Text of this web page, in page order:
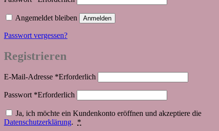
Angemeldet bleiben Anmelden
Passwort vergessen?
Registrieren
E-Mail-Adresse *Erforderlich
Passwort *Erforderlich
Ja, ich möchte ein Kundenkonto eröffnen und akzeptiere die
Datenschutzerklärung. *